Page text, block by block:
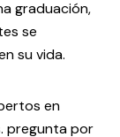
graduación,
se
su vida.
en
pregunta por